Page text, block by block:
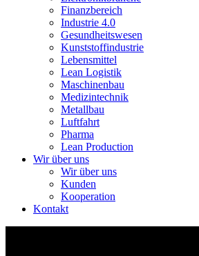
Finanzbereich
Industrie 4.0
Gesundheitswesen
Kunststoffindustrie
Lebensmittel
Lean Logistik
Maschinenbau
Medizintechnik
Metallbau
Luftfahrt
Pharma
Lean Production
Wir über uns
Wir über uns
Kunden
Kooperation
Kontakt